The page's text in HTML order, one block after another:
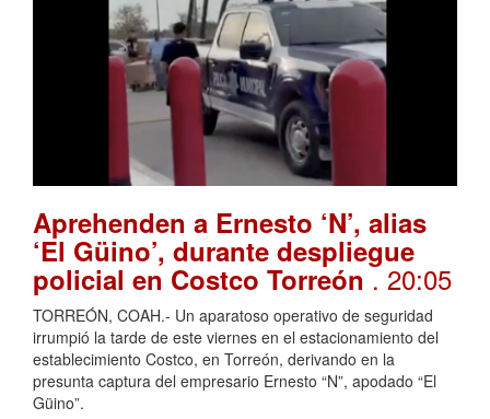
Aprehenden a Ernesto ‘N’, alias
‘El Güino’, durante despliegue
policial en Costco Torreón. 20:05
TORREÓN, COAH.- Un aparatoso operativo de seguridad
irrumpió la tarde de este viernes en el estacionamiento del
establecimiento Costco, en Torreón, derivando en la
presunta captura del empresario Ernesto “N”, apodado “El
Güino”.